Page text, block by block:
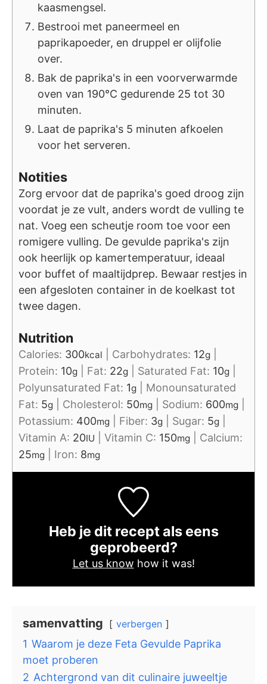
kaasmengsel.
Bestrooi met paneermeel en
paprikapoeder, en druppel er olijfolie
over.
Bak de paprika's in een voorverwarmde
oven van 190°C gedurende 25 tot 30
minuten.
Laat de paprika's 5 minuten afkoelen
voor het serveren.
Notities
Zorg ervoor dat de paprika's goed droog zijn
voordat je ze vult, anders wordt de vulling te
nat. Voeg een scheutje room toe voor een
romigere vulling. De gevulde paprika's zijn
ook heerlijk op kamertemperatuur, ideaal
voor buffet of maaltijdprep. Bewaar restjes in
een afgesloten container in de koelkast tot
twee dagen.
Nutrition
Calories: 300kcal Carbohydrates: 12g
Protein: 10g Fat: 22g Saturated Fat: 10g
Polyunsaturated Fat: 1g
Monounsaturated
Fat: 5g Cholesterol: 50mg Sodium: 600mg
Potassium: 400mg Fiber: 3g Sugar: 5g
Vitamin A: 20IU Vitamin C: 150mg
Calcium:
25mg Iron: 8mg
Heb je dit recept als eens
geprobeerd?
Let us know how it was!
samenvatting verbergen
1 Waarom je deze Feta Gevulde Paprika
moet proberen
2 Achtergrond van dit culinaire juweeltje